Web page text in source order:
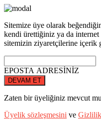
Sitemize üye olarak
kendi ürettiğiniz ya da
sitemizin ziyaretçilerine içerik
EPOSTA ADRESİNİZ
DEVAM ET
Zaten bir üyeliğiniz mevcut
Üyelik sözleşmesini ve Gizlilik